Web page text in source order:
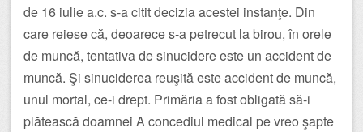
de 16 iulie a.c. s-a citit decizia acestei instanţe. Din
care reiese că, deoarece s-a petrecut la birou, în orele
de muncă, tentativa de sinucidere este un accident de
muncă. Şi sinuciderea reuşită este accident de muncă,
unul mortal, ce-i drept. Primăria a fost obligată să-i
plătească doamnei A concediul medical pe vreo şapte